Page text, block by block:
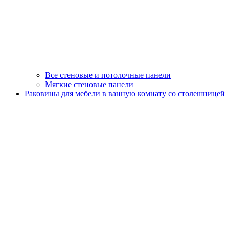
Все стеновые и потолочные панели
Мягкие стеновые панели
Раковины для мебели в ванную комнату со столешницей